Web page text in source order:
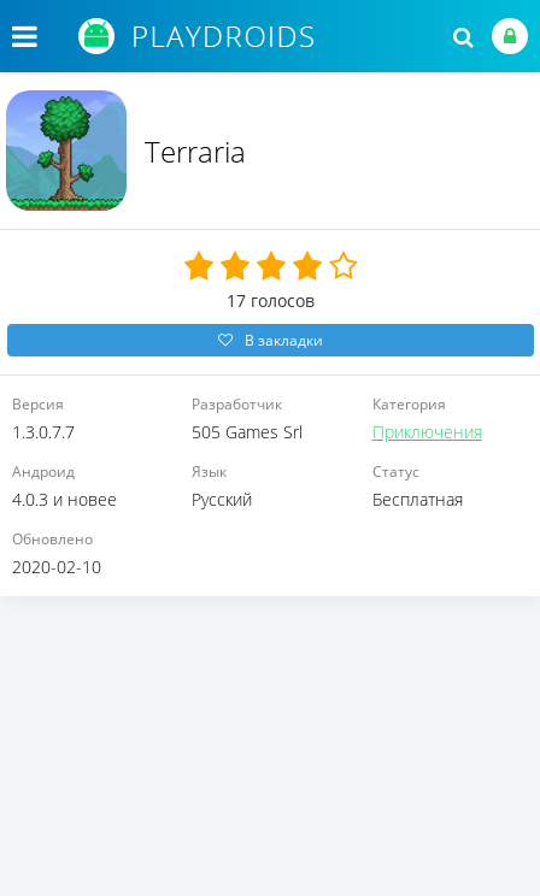
Terraria
17 голосов
В закладки
Версия
1.3.0.7.7
Разработчик
505 Games Srl
Категория
Приключения
Андроид
4.0.3 и новее
Язык
Русский
Статус
Бесплатная
Обновлено
2020-02-10